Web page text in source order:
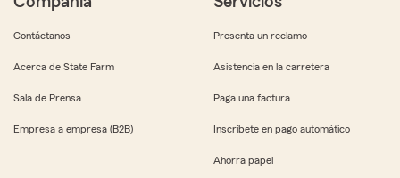
Contáctanos
Acerca de State Farm
Sala de Prensa
Empresa a empresa (B2B)
Presenta un reclamo
Asistencia en la carretera
Paga una factura
Inscríbete en pago automático
Ahorra papel